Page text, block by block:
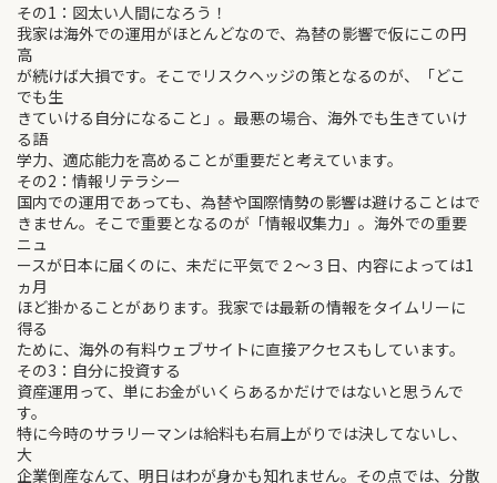
その1：図太い人間になろう！
我家は海外での運用がほとんどなので、為替の影響で仮にこの円
高
が続けば大損です。そこでリスクヘッジの策となるのが、「どこ
でも生
きていける自分になること」。最悪の場合、海外でも生きていけ
る語
学力、適応能力を高めることが重要だと考えています。
その2：情報リテラシー
国内での運用であっても、為替や国際情勢の影響は避けることはで
きません。そこで重要となるのが「情報収集力」。海外での重要
ニュ
ースが日本に届くのに、未だに平気で２～３日、内容によっては1
ヵ月
ほど掛かることがあります。我家では最新の情報をタイムリーに
得る
ために、海外の有料ウェブサイトに直接アクセスもしています。
その3：自分に投資する
資産運用って、単にお金がいくらあるかだけではないと思うんで
す。
特に今時のサラリーマンは給料も右肩上がりでは決してないし、
大
企業倒産なんて、明日はわが身かも知れません。その点では、分散